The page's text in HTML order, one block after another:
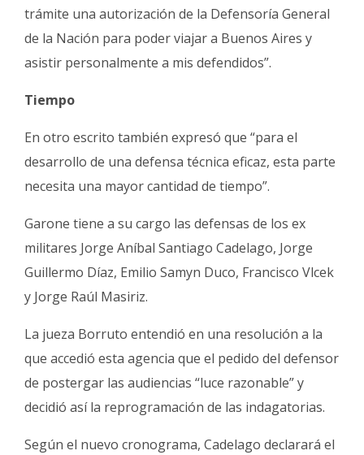
trámite una autorización de la Defensoría General
de la Nación para poder viajar a Buenos Aires y
asistir personalmente a mis defendidos”.
Tiempo
En otro escrito también expresó que “para el
desarrollo de una defensa técnica eficaz, esta parte
necesita una mayor cantidad de tiempo”.
Garone tiene a su cargo las defensas de los ex
militares Jorge Aníbal Santiago Cadelago, Jorge
Guillermo Díaz, Emilio Samyn Duco, Francisco Vlcek
y Jorge Raúl Masiriz.
La jueza Borruto entendió en una resolución a la
que accedió esta agencia que el pedido del defensor
de postergar las audiencias “luce razonable” y
decidió así la reprogramación de las indagatorias.
Según el nuevo cronograma, Cadelago declarará el